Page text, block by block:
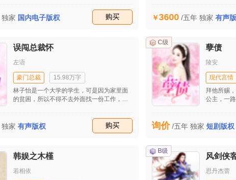
独家 国内电子版权 购买 3600 /五年 独家 有声
误闯总裁怀
左语
豪门总裁
15.98万字
林子怡是一个大学的学生，可是因为家里面
的贫困，所以不得不去外面找一份工作，不
的，于是林子怡便是想要去最有名的维什卡
赫公司给寻找一个工作的，只要是能在这个
便是可以安稳的过完自己的大学生活，而且
也是可以照顾自己的弟弟了，这个维什卡赫
公司可是在整个国际上面都是十分有地位的
公司，所以自然是很多人梦寐以求的工作的
独家 有声版权 购买
C级
孽债
陵安
现代言情
拜他所赐
公主，一
纠缠在一
询价 /五年 独家 短剧版权
韩娱之木槿
若相依
B级
风剑侠
思丹杰蕾